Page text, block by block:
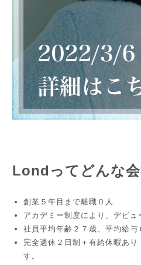
Londってどんな会
創業５年目まで離職０人
アカデミー制度により、デビ
社員平均年齢２７歳、平均給与
完全週休２日制＋有給休暇あり
す。